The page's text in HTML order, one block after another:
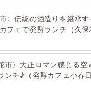
市〉伝統の酒造りを継承
フェで発酵ランチ（久
市〉大正ロマン感じる
ンチ♪（発酵カフェ小春日